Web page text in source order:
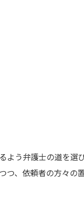
う弁護士の道を選
、依頼者の方々の